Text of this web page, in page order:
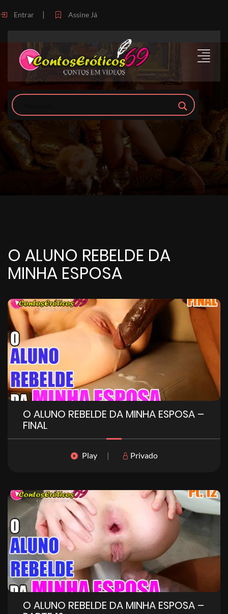
Entrar | Assine Já
O ALUNO REBELDE DA
MINHA ESPOSA
O ALUNO REBELDE DA MINHA ESPOSA –
FINAL
Play| Privado
O ALUNO REBELDE DA MINHA ESPOSA –